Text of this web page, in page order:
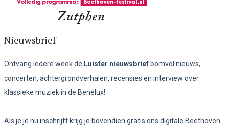
Nieuwsbrief
Ontvang iedere week de Luister nieuwsbrief bomvol nieuws,
concerten, achtergrondverhalen, recensies en interview over
klassieke muziek in de Benelux!
Als je je nu inschrijft krijg je bovendien gratis ons digitale Beethoven